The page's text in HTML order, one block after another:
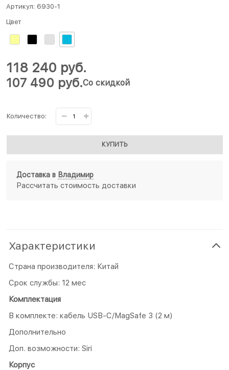
Артикул: 6930-1
Цвет
107 490 руб.Со скидкой
118 240 руб.
Количество:
КУПИТЬ
Доставка в Владимир
Рассчитать стоимость доставки
Характеристики
Страна производителя: Китай
Срок службы: 12 мес
Комплектация
В комплекте: кабель USB-C/MagSafe 3 (2 м)
Дополнительно
Доп. возможности: Siri
Корпус